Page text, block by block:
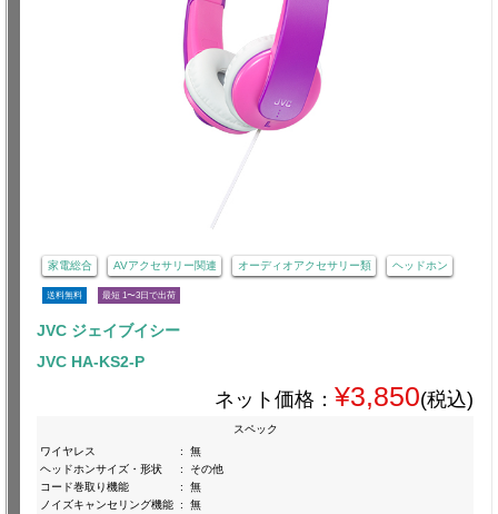
家電総合 AVアクセサリー関連 オーディオアクセサリー類 ヘッドホン
送料無料 最短 1〜3日で出荷
JVC ジェイブイシー
JVC HA-KS2-P
ネット価格： ¥3,850(税込)
スペック
ワイヤレス
:
無
ヘッドホンサイズ・形状
:
その他
コード巻取り機能
:
無
ノイズキャンセリング機能 :
無